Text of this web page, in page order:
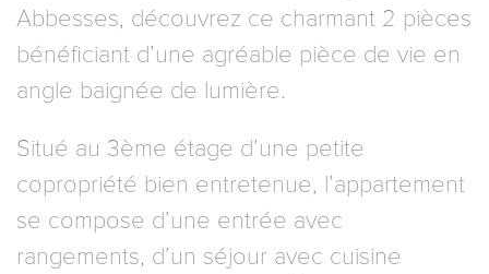
Abbesses, découvrez ce charmant 2 pièces
bénéficiant d’une agréable pièce de vie en
angle baignée de lumière.
Situé au 3ème étage d’une petite
copropriété bien entretenue, l’appartement
se compose d’une entrée avec
rangements, d’un séjour avec cuisine